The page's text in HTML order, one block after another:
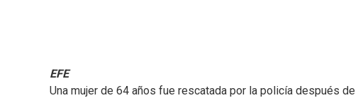
EFE
Una mujer de 64 años fue rescatada por la policía después de